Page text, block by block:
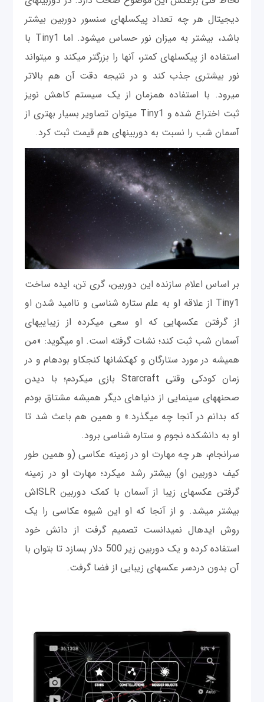
دیجیتال هر چه تعداد پیکسل‎های سنسور دوربين بیشتر
باشد، بیشتر به میزان نور حساس می‎شود. اما Tiny1 با
استفاده از پیکسل‎های کمتر، آنها را بزرگتر می‎کند و می‎تواند
نور بیشتری جذب کند و در نتیجه دقت آن هم بالاتر
می‎رود. با استفاده همزمان از یک سیستم کاهش نویز
ثبت اختراع شده و Tiny1 می‎توان تصاویر بسیار بهتری از
آسمان شب را نسبت به دوربين‎های هم قیمت ثبت کرد.
بر اساس اعلام سازنده این دوربين، گری تن، ایده ساخت
Tiny1 از علاقه او به علم ستاره شناسی و ناامید شدن او
از گرفتن عکس‎هایی که او سعی می‎کرده از زیبایی‎های
آسمان شب ثبت کند؛ نشات گرفته است. او می‎گوید: «من
همیشه در مورد ستارگان و کهکشان‎ها کنجکاو بوده‎ام و در
زمان کودکی وقتی Starcraft بازی می‎کردم؛ با دیدن
صحنه‎های سینمایی از دنیاهای دیگر همیشه مشتاق بودم
که بدانم در آنجا چه می‎گذرد.» و همین هم باعث شد تا
او به دانشکده نجوم و ستاره شناسی برود.
سرانجام، هر چه مهارت او در زمینه عکاسی (و همین طور
کیف دوربين او) بیشتر رشد می‎کرد؛ مهارت او در زمینه
گرفتن عکس‎های زیبا از آسمان با کمک دوربين SLRاش
بیشتر می‎شد. و از آنجا که او این شیوه عکاسی را یک
روش ایده‎ال نمی‎دانست تصمیم گرفت از دانش خود
استفاده کرده و یک دوربين زیر 500 دلار بسازد تا بتوان با
آن بدون دردسر عکس‎های زیبایی از فضا گرفت.